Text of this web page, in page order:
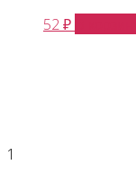
52₽
1